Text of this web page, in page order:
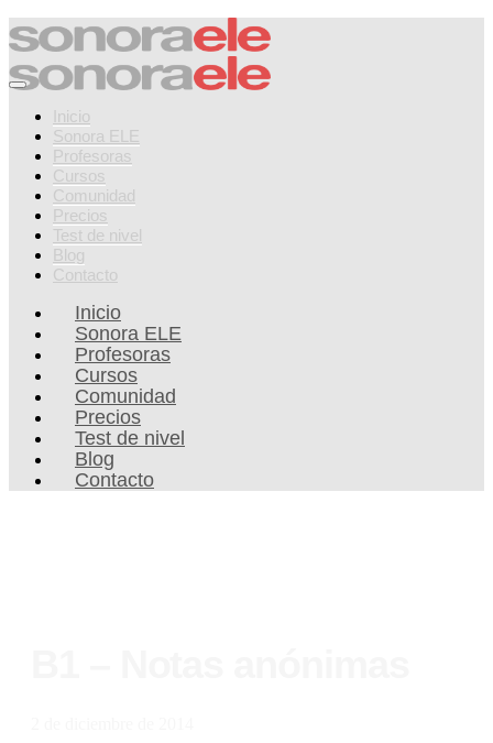
Inicio
Sonora ELE
Profesoras
Cursos
Comunidad
Precios
Test de nivel
Blog
Contacto
Inicio
Sonora ELE
Profesoras
Cursos
Comunidad
Precios
Test de nivel
Blog
Contacto